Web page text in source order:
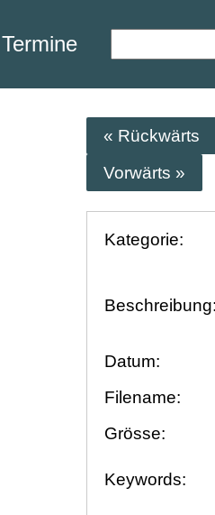
Termine
« Rückwärts
Vorwärts »
Kategorie:
Beschreibung:
Datum:
Filename:
Grösse:
Keywords: